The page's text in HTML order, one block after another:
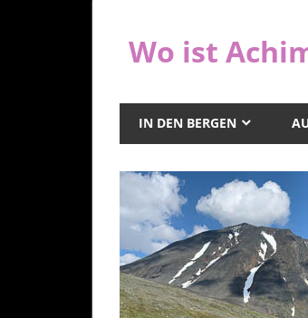
springenWo ist
IN DEN BERGEN